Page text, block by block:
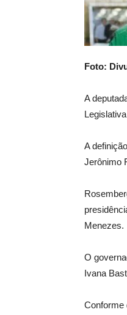
Foto:
A
A
Jerônimo
Menezes.
O
Ivana
Conforme